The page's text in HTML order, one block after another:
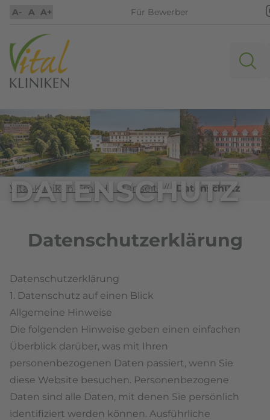
Für Bewerber
A- A A+
DATENSCHUTZ
Vital-Kliniken GmbH - Startseite// Datenschutz
Datenschutzerklärung
Datenschutzerklärung
1. Datenschutz auf einen Blick
Allgemeine Hinweise
Die folgenden Hinweise geben einen einfachen
Überblick darüber, was mit Ihren
personenbezogenen Daten passiert, wenn Sie
diese Website besuchen. Personenbezogene
Daten sind alle Daten, mit denen Sie persönlich
identifiziert werden können. Ausführliche